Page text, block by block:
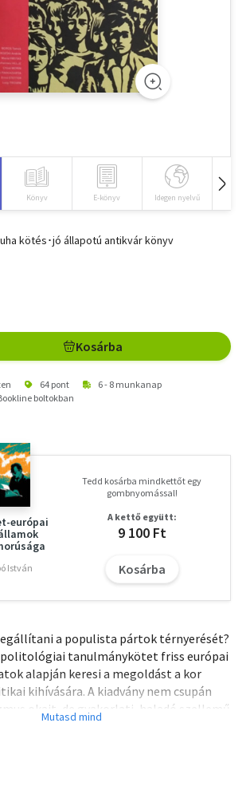
Könyv E-könyv Idegen nyelvű
kötés･jó állapotú antikvár könyv
Kosárba
64 pont
6 - 8 munkanap
boltokban
európai
István
Tedd kosárba mindkettőt egy
gombnyomással!
A kettő együtt:
9 100 Ft
Kosárba
a populista pártok térnyerését?
tanulmánykötet friss európai
alapján keresi a megoldást a kor
kihívására. A kiadvány nem csupán
okait, de gyakorlati, haladó szellemű
is nyújt a demokratikus értékek